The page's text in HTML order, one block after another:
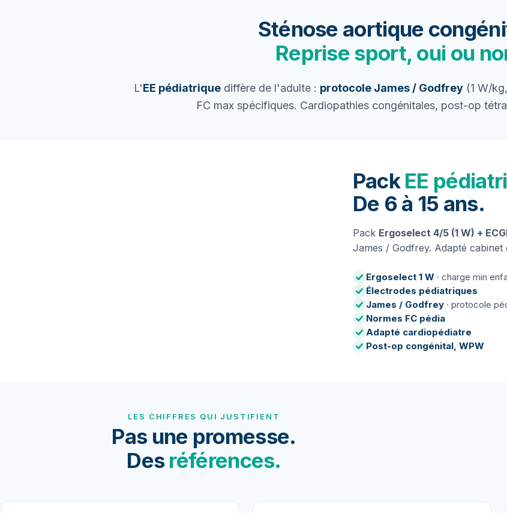
Sténose aortique
Reprise sport, oui ou
L'EE pédiatriquediffère de l'adulte : protocole James / Godfrey(1 W/
FC max spécifiques. Cardiopathies congénitales, post-op
PackEE
De 6 à 15 ans.
Pack Ergoselect 4/5 (1 W) +
James / Godfrey. Adapté cabinet
Ergoselect 1 W · charge min
Électrodes pédiatriques
James / Godfrey· protocole
Normes FC pédia
Adapté cardiopédiatre
Post-op congénital, WPW
LES CHIFFRES QUI JUSTIFIENT
Pas une promesse.
Desréférences.